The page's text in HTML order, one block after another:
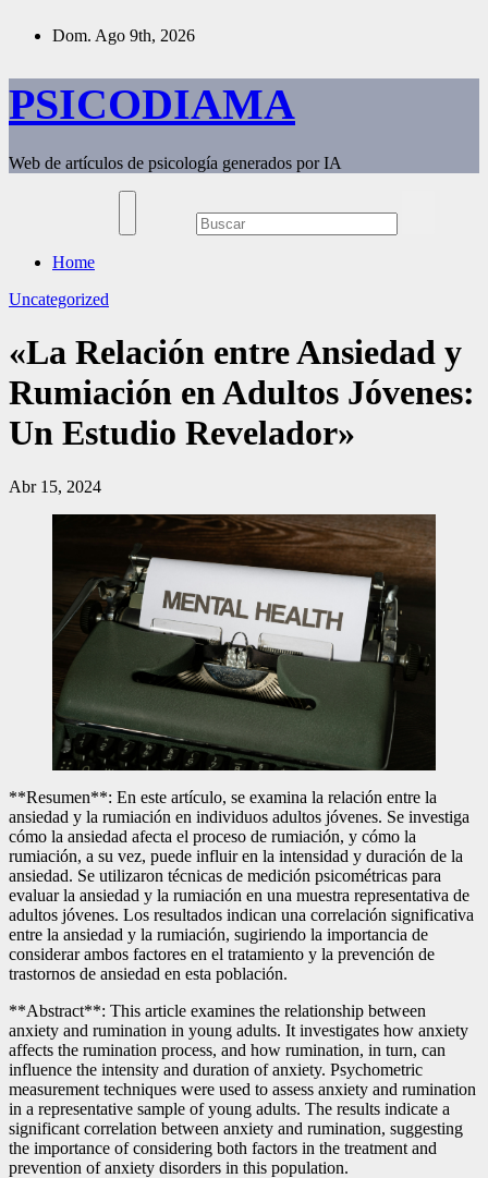
Dom. Ago 9th, 2026
PSICODIAMA
Web de artículos de psicología generados por IA
Home
Uncategorized
«La Relación entre Ansiedad y
Rumiación en Adultos Jóvenes:
Un Estudio Revelador»
Abr 15, 2024
**Resumen**: En este artículo, se examina la relación entre la
ansiedad y la rumiación en individuos adultos jóvenes. Se investiga
cómo la ansiedad afecta el proceso de rumiación, y cómo la
rumiación, a su vez, puede influir en la intensidad y duración de la
ansiedad. Se utilizaron técnicas de medición psicométricas para
evaluar la ansiedad y la rumiación en una muestra representativa de
adultos jóvenes. Los resultados indican una correlación significativa
entre la ansiedad y la rumiación, sugiriendo la importancia de
considerar ambos factores en el tratamiento y la prevención de
trastornos de ansiedad en esta población.
**Abstract**: This article examines the relationship between
anxiety and rumination in young adults. It investigates how anxiety
affects the rumination process, and how rumination, in turn, can
influence the intensity and duration of anxiety. Psychometric
measurement techniques were used to assess anxiety and rumination
in a representative sample of young adults. The results indicate a
significant correlation between anxiety and rumination, suggesting
the importance of considering both factors in the treatment and
prevention of anxiety disorders in this population.